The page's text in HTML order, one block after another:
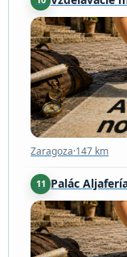
Zaragoza·147 km
Zaragoza·147
11 Palác
Zaragoza·147